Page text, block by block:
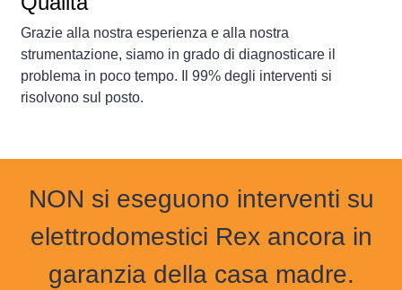
Grazie alla nostra esperienza e alla nostra
strumentazione, siamo in grado di diagnosticare il
problema in poco tempo. Il 99% degli interventi si
risolvono sul posto.
NON si eseguono interventi su
elettrodomestici Rex ancora in
garanzia della casa madre.